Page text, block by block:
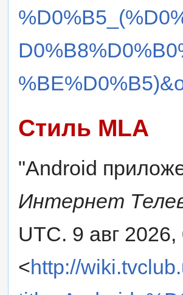
Стиль MLA
"Android
Интернет
UTC. 9 авг
<http://